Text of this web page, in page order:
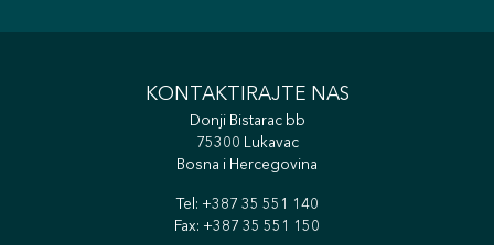
KONTAKTIRAJTE NAS
Donji Bistarac bb
75300 Lukavac
Bosna i Hercegovina
Tel: +387 35 551 140
Fax: +387 35 551 150